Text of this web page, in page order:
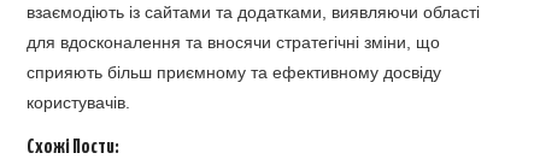
взаємодіють із сайтами та додатками, виявляючи області
для вдосконалення та вносячи стратегічні зміни, що
сприяють більш приємному та ефективному досвіду
користувачів.
Схожі Пости: